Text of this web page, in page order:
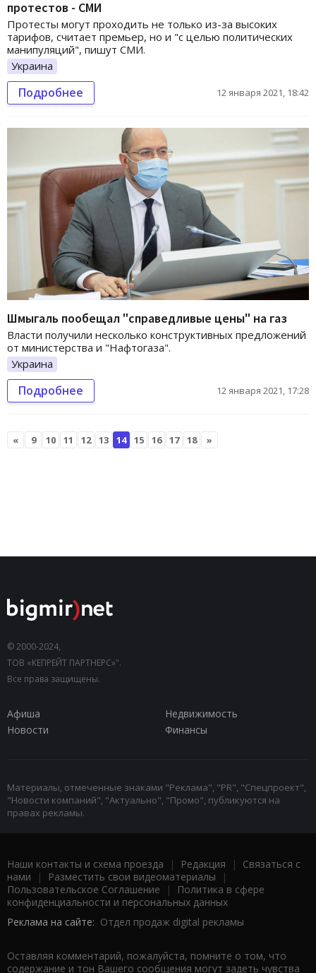
протестов - СМИ
Протесты могут проходить не только из-за высоких
тарифов, считает премьер, но и "с целью политических
манипуляций", пишут СМИ.
Украина
Подробнее 12 января 2021, 18:42
Шмыгаль пообещал "справедливые цены" на газ
Власти получили несколько конструктивных предложений
от министерства и "Нафтогаза".
Украина
Подробнее 12 января 2021, 17:28
« 9 10 11 12 13 14 15 16 17 18 »
© 2000-2024,
ТОВ «КЕПРЕЙТ ПАРТНЕРС»".
Все права защищены.
Афиша
Недвижимость
Новости
Финансы
Материалы, отмеченные знаками "Реклама", "PR", "Спецпроект",
"Новости компаний", "Актуально", "Промо", публикуются на
правах рекламы.
Наши контакты и схема проезда | Редакция | Связаться с
нами | Разместить свои видеоматериалы |
Пользовательское Соглашение |
Политика в сфере
конфиденциальности и персональных данных
Реклама на сайте: Отдел продаж digital рекламы
Оставляя комментарий, пожалуйста, помните о том, что
содержание и тон Вашего сообщения могут задеть чувства